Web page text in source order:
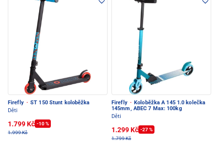
Firefly · ST 150 Stunt koloběžka
Děti
1.799 Kč -10 %
1.999 Kč
Firefly · Koloběžka A 145 1.0 kolečka
145mm, ABEC 7 Max: 100kg
Děti
1.299 Kč -27 %
1.799 Kč